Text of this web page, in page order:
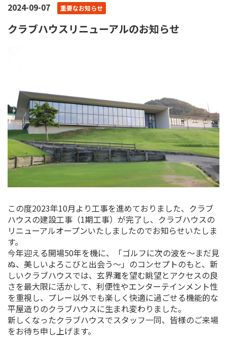
2024-09-07 重要なお知らせ
クラブハウスリニューアルのお知らせ
この度2023年10月より工事を進めておりました、クラブ
ハウスの建設工事（1期工事）が完了し、クラブハウスの
リニューアルオープンいたしましたのでお知らせいたしま
す。
今年迎える開場50年を機に、「ゴルフに次の波を～まだ見
ぬ、美しいよろこびと出会う～」のコンセプトのもと、新
しいクラブハウスでは、玄界灘を望む眺望とアクセスの良
さを最大限に活かして、利便性やエンターテインメント性
を重視し、プレー以外でも楽しく快適に過ごせる機能的な
平屋造りのクラブハウスに生まれ変わりました。
新しくなったクラブハウスでスタッフ一同、皆様のご来場
をお待ち申し上げます。